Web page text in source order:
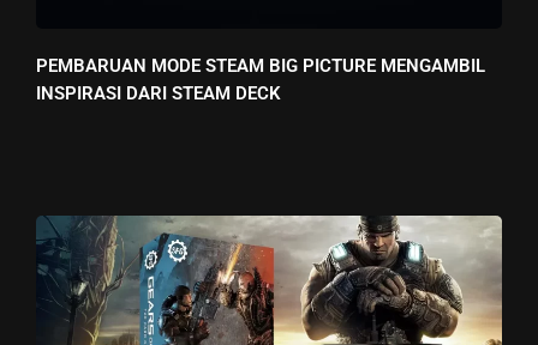
PEMBARUAN MODE STEAM BIG PICTURE MENGAMBIL
INSPIRASI DARI STEAM DECK